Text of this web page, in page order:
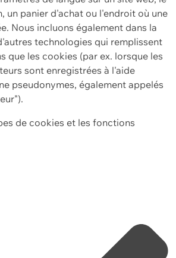
un panier d'achat ou l'endroit où une
Nous incluons également dans la
technologies qui remplissent
que les cookies (par ex. lorsque les
sont enregistrées à l'aide
pseudonymes, également appelés
de cookies et les fonctions